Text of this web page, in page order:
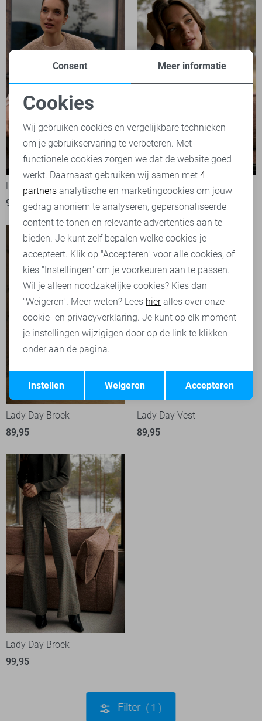
Lady Day Gilet
99,95
Lady Day Trui
79,95
Lady Day Broek
89,95
Lady Day Vest
89,95
Lady Day Broek
99,95
Filter 1
Noodzakelijke cookies
Personalisatie cookies
Analytische cookies
Marketing cookies
Terug Opslaan
Consent Meer informatie
Cookies
Wij gebruiken cookies en vergelijkbare technieken
om je gebruikservaring te verbeteren. Met
functionele cookies zorgen we dat de website goed
werkt. Daarnaast gebruiken wij samen met 4
partners analytische en marketingcookies om jouw
gedrag anoniem te analyseren, gepersonaliseerde
content te tonen en relevante advertenties aan te
bieden. Je kunt zelf bepalen welke cookies je
accepteert. Klik op "Accepteren" voor alle cookies, of
kies "Instellingen" om je voorkeuren aan te passen.
Wil je alleen noodzakelijke cookies? Kies dan
"Weigeren". Meer weten? Lees hieralles over onze
cookie- en privacyverklaring. Je kunt op elk moment
je instellingen wijzigigen door op de link te klikken
onder aan de pagina.
Accepteren
Weigeren
Instellen